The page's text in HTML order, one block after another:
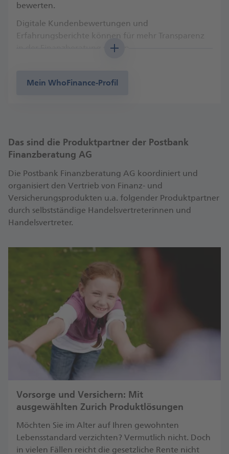
bewerten.
Digitale Kundenbewertungen und
Erfahrungsberichte können für mehr Transparenz
in der Finanzberatung sorgen.
Kundenbewertungen auf WhoFinance. Ich freue
Mein WhoFinance-Profil
Das sind die Produktpartner der Postbank
Finanzberatung AG
Die Postbank Finanzberatung AG koordiniert und
organisiert den Vertrieb von Finanz- und
Versicherungsprodukten u.a. folgender Produktpartner
durch selbstständige Handelsvertreterinnen und
Handelsvertreter.
Vorsorge und Versichern: Mit
ausgewählten Zurich Produktlösungen
Möchten Sie im Alter auf Ihren gewohnten
Lebensstandard verzichten? Vermutlich nicht. Doch
in vielen Fällen reicht die gesetzliche Rente nicht